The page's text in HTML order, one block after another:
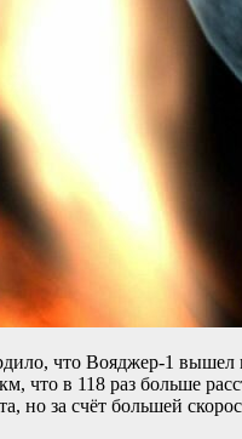
что Вояджер-1
что в 118 раз больше
но за счёт большей